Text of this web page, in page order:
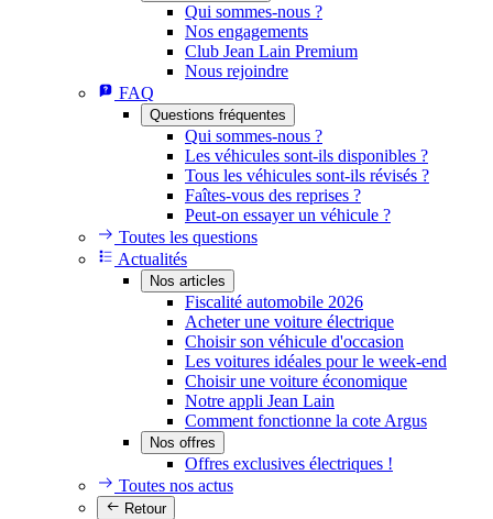
Qui sommes-nous ?
Nos engagements
Club Jean Lain Premium
Nous rejoindre
FAQ
Questions fréquentes
Qui sommes-nous ?
Les véhicules sont-ils disponibles ?
Tous les véhicules sont-ils révisés ?
Faîtes-vous des reprises ?
Peut-on essayer un véhicule ?
Toutes les questions
Actualités
Nos articles
Fiscalité automobile 2026
Acheter une voiture électrique
Choisir son véhicule d'occasion
Les voitures idéales pour le week-end
Choisir une voiture économique
Notre appli Jean Lain
Comment fonctionne la cote Argus
Nos offres
Offres exclusives électriques !
Toutes nos actus
Retour